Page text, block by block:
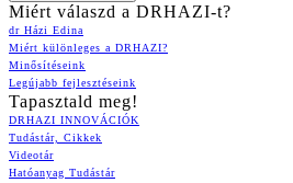
Miért válaszd a DRHAZI-t?
dr Házi Edina
Miért különleges a DRHAZI?
Minősítéseink
Legújabb fejlesztéseink
Tapasztald meg!
DRHAZI INNOVÁCIÓK
Tudástár, Cikkek
Videotár
Hatóanyag Tudástár